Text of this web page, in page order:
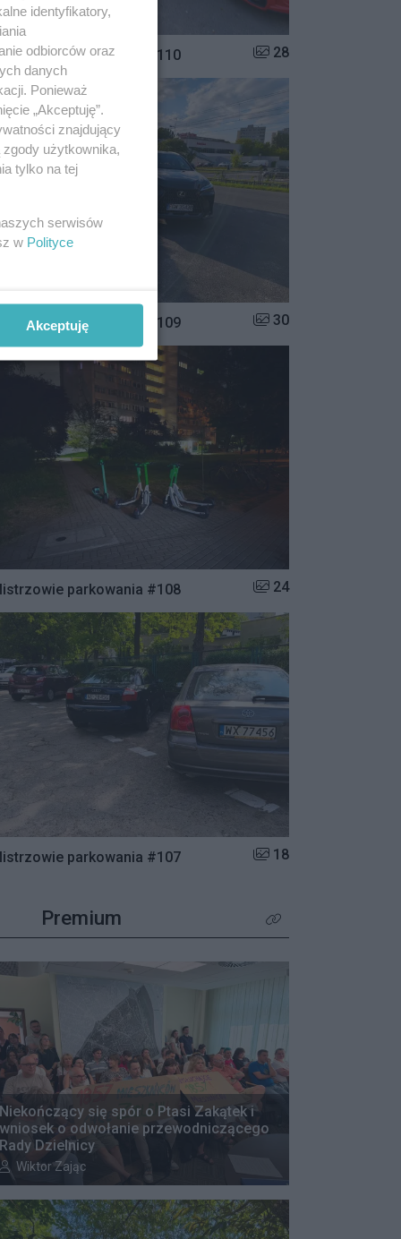
więcej
parkowania #110 Liczba zdjęć w galerii:
28
parkowania #109 Liczba zdjęć w galerii:
30
parkowania #108 Liczba zdjęć w galerii:
24
parkowania #107 Liczba zdjęć w galerii:
18
Premium Kliknij aby zobaczyć
Niekończący się spór o Ptasi Zakątek i
wniosek o odwołanie przewodniczącego
Rady Dzielnicy
Autor artykułu:
Wiktor Zając
identyfikatory,
odbiorców oraz
danych
Ponieważ
„Akceptuję”.
znajdujący
użytkownika,
tylko na tej
serwisów
w Polityce
Akceptuję